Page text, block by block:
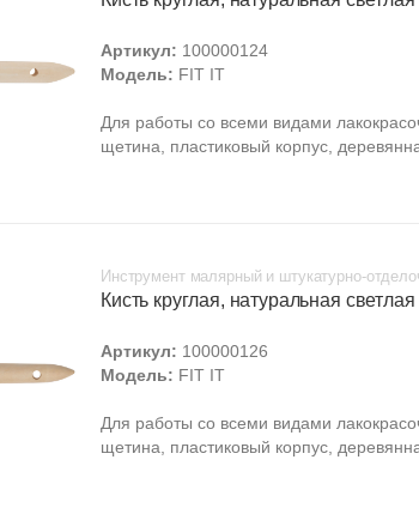
Артикул: 100000124
Модель: FIT IT
Для работы со всеми видами
щетина, пластиковый корпус,
Инструмент малярный и штукатурно-
Кисть круглая, натуральная
Артикул: 100000126
Модель: FIT IT
Для работы со всеми видами
щетина, пластиковый корпус,